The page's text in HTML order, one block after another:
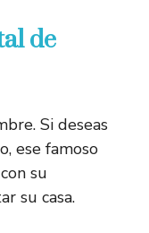
de
Si deseas
ese famoso
su
su casa.